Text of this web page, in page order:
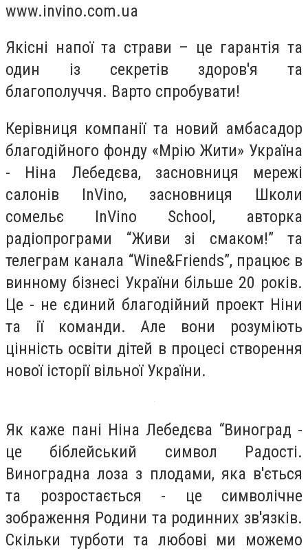
www.invino.com.ua
Якісні напої та страви – це гарантія та
один із секретів здоров'я та
благополуччя. Варто спробувати!
Керівниця компанії та новий амбасадор
благодійного фонду «Мрію Жити» Україна
- Ніна Лебедєва, засновниця мережі
салонів InVino, засновниця Школи
сомельє InVino School, авторка
радіопрограми “Живи зі смаком!” та
телеграм канала “Wine&Friends”, працює в
винному бізнесі України більше 20 років.
Це - не єдиний благодійний проект Ніни
та ії команди. Але вони розуміють
цінність освіти дітей в процесі створення
нової історії вільної України.
Як каже пані Ніна Лебедєва “Виноград -
це біблейський символ Радості.
Виноградна лоза з плодами, яка в'ється
та розростається - це символічне
зображення Родини та родинних зв'язків.
Скільки турботи та любові ми можемо